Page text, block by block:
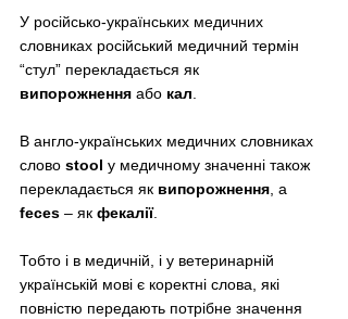
У російсько-українських медичних
словниках російський медичний термін
“стул” перекладається як
випорожнення або кал
В англо-українських медичних словниках
слово stool у медичному значенні також
перекладається як випорожнення , а
feces – як фекалії.
Тобто і в медичній, і у ветеринарній
українській мові є коректні слова, які
повністю передають потрібне значення